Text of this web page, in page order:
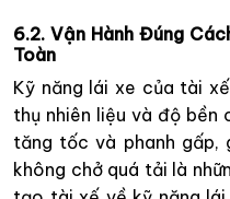
6.2. Vận Hành Đúng
Toàn
Kỹ năng lái xe của tài
thụ nhiên liệu và độ bền
tăng tốc và phanh gấp,
không chở quá tải là